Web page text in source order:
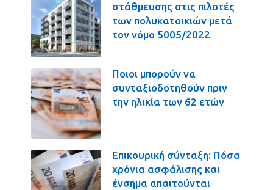
στάθμευσης στις πιλοτές
των πολυκατοικιών μετά
τον νόμο 5005/2022
Ποιοι μπορούν να
συνταξιοδοτηθούν πριν
την ηλικία των 62 ετών
Επικουρική σύνταξη: Πόσα
χρόνια ασφάλισης και
ένσημα απαιτούνται